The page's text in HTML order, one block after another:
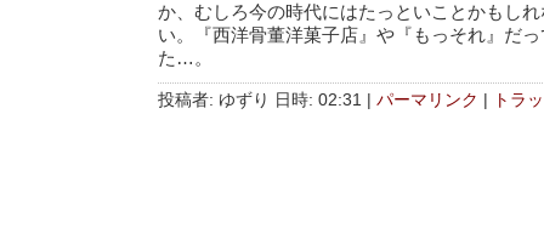
か、むしろ今の時代にはたっといことかもし
い。『西洋骨董洋菓子店』や『もっそれ』だ
た…。
投稿者: ゆずり 日時: 02:31 パーマリンク トラ